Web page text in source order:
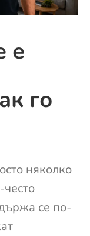
е
го
няколко
се по-